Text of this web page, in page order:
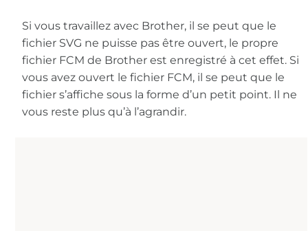
Si vous travaillez avec Brother, il se peut que le
fichier SVG ne puisse pas être ouvert, le propre
fichier FCM de Brother est enregistré à cet effet. Si
vous avez ouvert le fichier FCM, il se peut que le
fichier s’affiche sous la forme d’un petit point. Il ne
vous reste plus qu’à l’agrandir.